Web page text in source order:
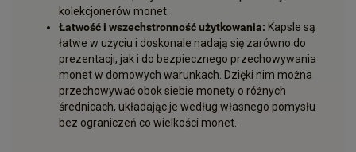
kolekcjonerów monet.
Łatwość i wszechstronność użytkowania: Kapsle są
łatwe w użyciu i doskonale nadają się zarówno do
prezentacji, jak i do bezpiecznego przechowywania
monet w domowych warunkach. Dzięki nim można
przechowywać obok siebie monety o różnych
średnicach, układając je według własnego pomysłu
bez ograniczeń co wielkości monet.